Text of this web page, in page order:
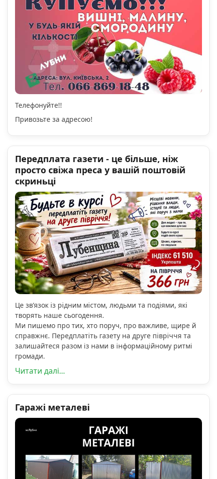
Телефонуйте!!
Привозьте за адресою!
Передплата газети - це більше, ніж
просто свіжа преса у вашій поштовій
скриньці
Це зв’язок із рідним містом, людьми та подіями, які
творять наше сьогодення.
Ми пишемо про тих, хто поруч, про важливе, щире й
справжнє. Передплатіть газету на друге півріччя та
залишайтеся разом із нами в інформаційному ритмі
громади.
Читати далі...
Гаражі металеві